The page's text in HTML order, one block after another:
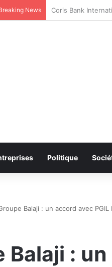
News CAN féminine
Politique
Balaji : un accord avec
Balaji :